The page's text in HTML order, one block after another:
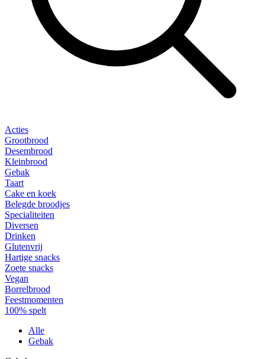
Acties
Grootbrood
Desembrood
Kleinbrood
Gebak
Taart
Cake en koek
Belegde broodjes
Specialiteiten
Diversen
Drinken
Glutenvrij
Hartige snacks
Zoete snacks
Vegan
Borrelbrood
Feestmomenten
100% spelt
Alle
Gebak